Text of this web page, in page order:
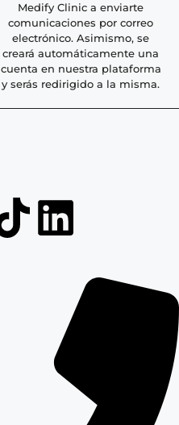
Medify Clinic a enviarte
comunicaciones por correo
electrónico. Asimismo, se
creará automáticamente una
cuenta en nuestra plataforma
y serás redirigido a la misma.